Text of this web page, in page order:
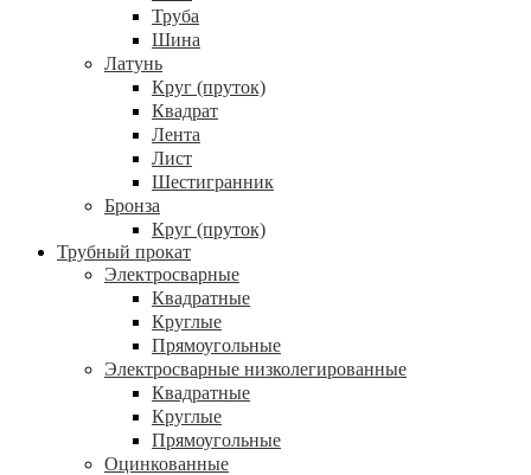
Труба
Шина
Латунь
Круг (пруток)
Квадрат
Лента
Лист
Шестигранник
Бронза
Круг (пруток)
Трубный прокат
Электросварные
Квадратные
Круглые
Прямоугольные
Электросварные низколегированные
Квадратные
Круглые
Прямоугольные
Оцинкованные